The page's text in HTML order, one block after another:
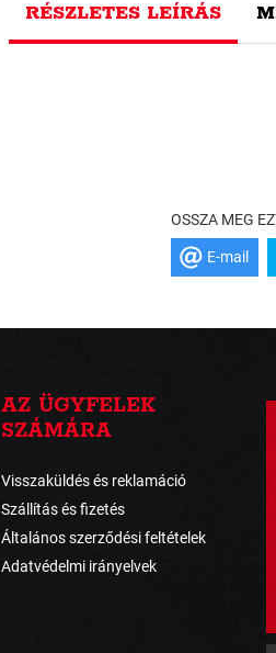
RÉSZLETES LEÍRÁS
OSSZA MEG
E-mail
AZ ÜGYFELEK
SZÁMÁRA
Visszaküldés és reklamáció
Szállítás és fizetés
Általános szerződési feltételek
Adatvédelmi irányelvek